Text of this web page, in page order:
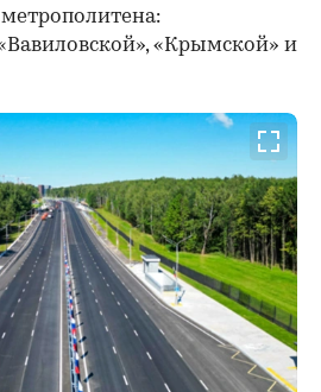
«Крымской» и